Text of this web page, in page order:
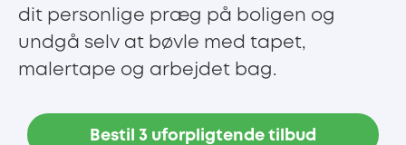
dit personlige præg på boligen og
undgå selv at bøvle med tapet,
malertape og arbejdet bag.
Bestil 3 uforpligtende tilbud